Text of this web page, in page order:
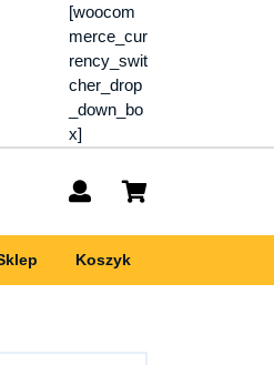
[woocom
merce_cur
rency_swit
cher_drop
_down_bo
x]
My
Koszyk